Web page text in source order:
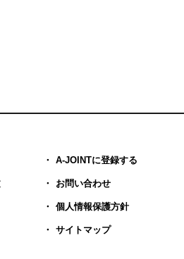
A-JOINTに登録する
お問い合わせ
個人情報保護方針
サイトマップ